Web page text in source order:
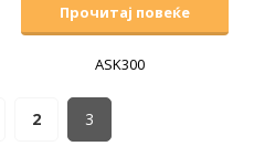
Прочитај повеќе
ASK300
2 3